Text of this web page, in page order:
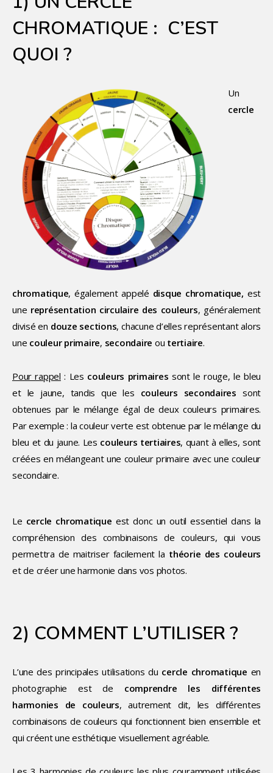
CHROMATIQUE : C’EST
QUOI ?
Un
cercle
chromatique, également appelé disque chromatique, est
une représentation circulaire des couleurs, généralement
divisé en douze sections, chacune d’elles représentant alors
une couleur primaire, secondaire ou tertiaire.
Pour rappel : Les couleurs primaires sont le rouge, le bleu
et le jaune, tandis que les couleurs secondaires sont
obtenues par le mélange égal de deux couleurs primaires.
Par exemple : la couleur verte est obtenue par le mélange du
bleu et du jaune. Les couleurs tertiaires, quant à elles, sont
créées en mélangeant une couleur primaire avec une couleur
secondaire.
Le cercle chromatique est donc un outil essentiel dans la
compréhension des combinaisons de couleurs, qui vous
permettra de maitriser facilement la théorie des couleurs
et de créer une harmonie dans vos photos.
2) COMMENT L’UTILISER ?
L’une des principales utilisations du cercle chromatique en
photographie est de comprendre les différentes
harmonies de couleurs, autrement dit, les différentes
combinaisons de couleurs qui fonctionnent bien ensemble et
qui créent une esthétique visuellement agréable.